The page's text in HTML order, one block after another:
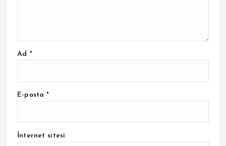
Ad *
E-posta*
İnternet sitesi